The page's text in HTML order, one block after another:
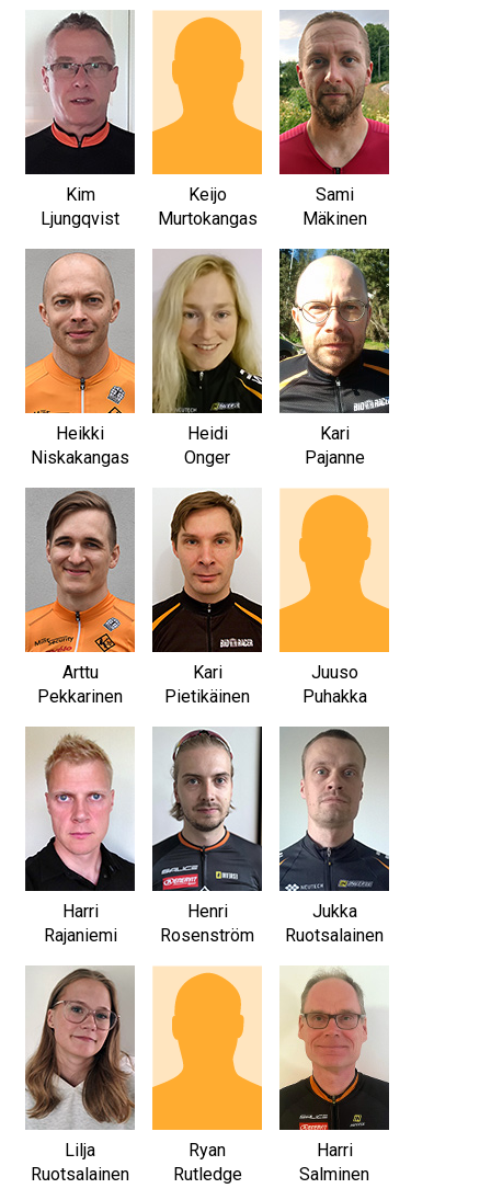
Kim
Ljungqvist
Keijo
Murtokangas
Sami
Mäkinen
Heikki
Niskakangas
Heidi
Onger
Kari
Pajanne
Arttu
Pekkarinen
Kari
Pietikäinen
Juuso
Puhakka
Harri
Rajaniemi
Henri
Rosenström
Jukka
Ruotsalainen
Lilja
Ruotsalainen
Ryan
Rutledge
Harri
Salminen